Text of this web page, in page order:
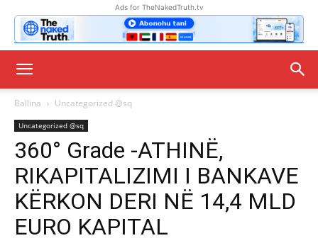
Ads for TheNakedTruth.tv
Ballina Uncategorized @sq
Uncategorized @sq
360° Grade -ATHINË,
RIKAPITALIZIMI I BANKAVE
KËRKON DERI NË 14,4 MLD
EURO KAPITAL